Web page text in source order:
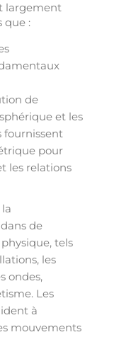
largement
que :
de
et les
fournissent
pour
les relations
de
tels
les
ondes,
Les
à
mouvements